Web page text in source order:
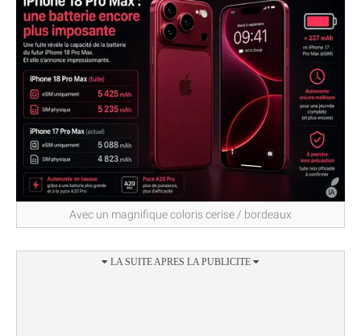
Avec un magnifique coloris cerise / bordeaux